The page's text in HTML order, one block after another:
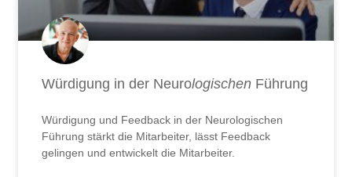
Würdigung in der NeurologischenFührung
Würdigung und Feedback in der Neurologischen
Führung stärkt die Mitarbeiter, lässt Feedback
gelingen und entwickelt die Mitarbeiter.